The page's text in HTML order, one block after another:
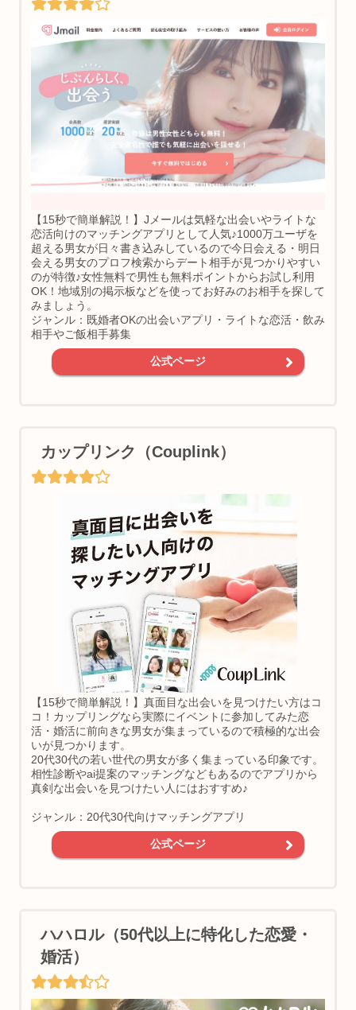
【15秒で簡単解説！】Jメールは気軽な出会いやライトな
恋活向けのマッチングアプリとして人気♪1000万ユーザを
超える男女が日々書き込みしているので今日会える・明日
会える男女のプロフ検索からデート相手が見つかりやすい
のが特徴♪女性無料で男性も無料ポイントからお試し利用
OK！地域別の掲示板などを使ってお好みのお相手を探して
みましょう。
ジャンル：既婚者OKの出会いアプリ・ライトな恋活・飲み
相手やご飯相手募集
公式ページ
カップリンク（Couplink）
【15秒で簡単解説！】真面目な出会いを見つけたい方はコ
コ！カップリングなら実際にイベントに参加してみた恋
活・婚活に前向きな男女が集まっているので積極的な出会
いが見つかります。
20代30代の若い世代の男女が多く集まっている印象です。
相性診断やai提案のマッチングなどもあるのでアプリから
真剣な出会いを見つけたい人にはおすすめ♪
ジャンル：20代30代向けマッチングアプリ
公式ページ
ハハロル（50代以上に特化した恋愛・
婚活）